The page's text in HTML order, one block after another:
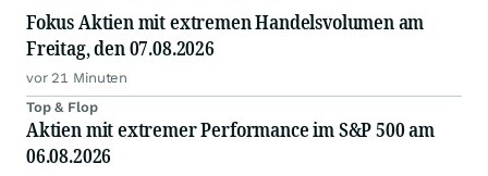
Fokus Aktien mit extremen Handelsvolumen am
Freitag, den 07.08.2026
vor 21 Minuten
Top & Flop
Aktien mit extremer Performance im S&P 500 am
06.08.2026